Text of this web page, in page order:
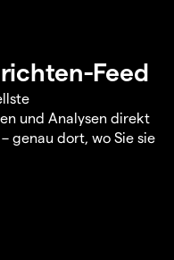
Feed
und Analysen direkt
genau dort, wo Sie sie